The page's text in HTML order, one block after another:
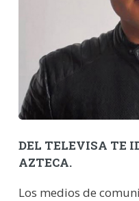
DEL TELEVISA TE
AZTECA.
Los medios de